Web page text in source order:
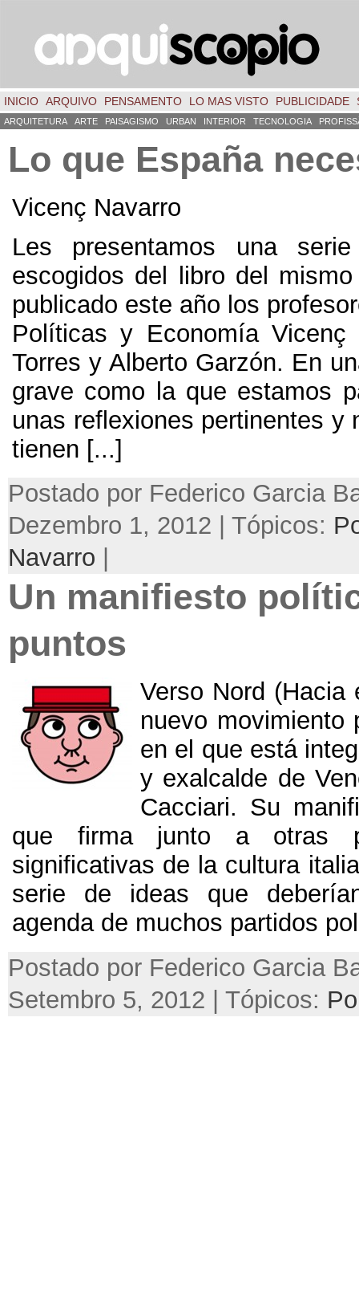
INICIO ARQUIVO PENSAMENTO LO MAS VISTO PUBLICIDADE
ARQUITETURA ARTE PAISAGISMO URBAN INTERIOR TECNOLOGIA
Lo que España
Vicenç Navarro
Les presentamos una
escogidos del libro del
publicado este año los
Políticas y Economía Vicenç
Torres y Alberto Garzón. En
grave como la que estamos
unas reflexiones pertinentes y
tienen [...]
Postado por Federico Garcia
Dezembro 1, 2012 | Tópicos:
Navarro
Un manifiesto
puntos
Verso Nord (Hacia
nuevo movimiento
en el que está
y exalcalde de
Cacciari. Su
que firma junto a otras
significativas de la cultura
serie de ideas que
agenda de muchos partidos
Postado por Federico Garcia
Setembro 5, 2012 | Tópicos: